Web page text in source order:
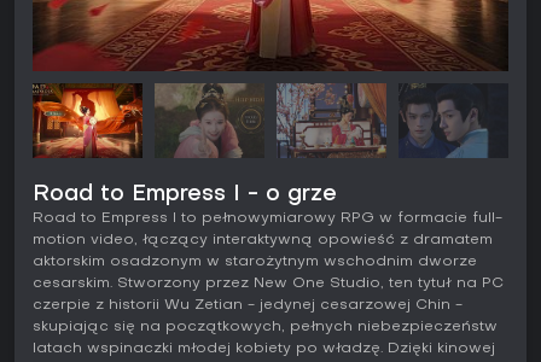
Road to Empress I - o grze
Road to Empress I to pełnowymiarowy RPG w formacie full-
motion video, łączący interaktywną opowieść z dramatem
aktorskim osadzonym w starożytnym wschodnim dworze
cesarskim. Stworzony przez New One Studio, ten tytuł na PC
czerpie z historii Wu Zetian - jedynej cesarzowej Chin -
skupiając się na początkowych, pełnych niebezpieczeństw
latach wspinaczki młodej kobiety po władzę. Dzięki kinowej